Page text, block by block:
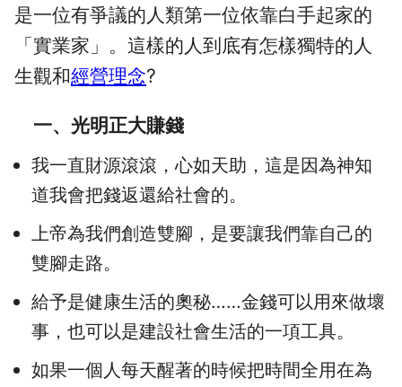
是一位有爭議的人類第一位依靠白手起家的
「實業家」。這樣的人到底有怎樣獨特的人
生觀和經營理念?
一、光明正大賺錢
我一直財源滾滾，心如天助，這是因為神知
道我會把錢返還給社會的。
上帝為我們創造雙腳，是要讓我們靠自己的
雙腳走路。
給予是健康生活的奧秘……金錢可以用來做壞
事，也可以是建設社會生活的一項工具。
如果一個人每天醒著的時候把時間全用在為